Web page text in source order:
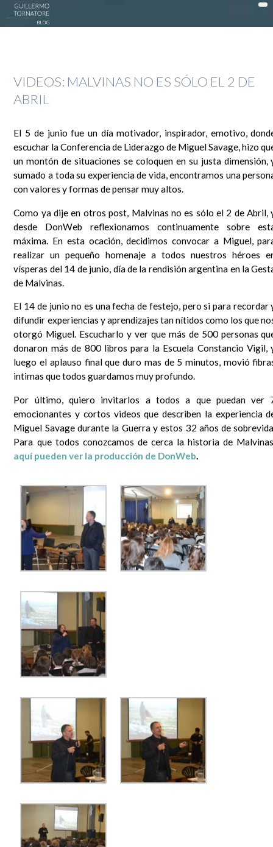
DATTATEC / DONWEB >
EN LA COCINA >
OPINIÓN >
SOCIEDAD >
TECNOLOGÍA >
MI HISTORIA
Guillermo Tornatore
Nací un 30 de octubre de 1966 cuando este mundo era muy distinto. Dependiendo desde el lado
la llegada de la información era grande. Por si fuera poco, hasta mis...
SEGUIME
VIDEOS: MALVINAS NO ES SÓLO EL 2 DE
ABRIL
El 5 de junio fue un día motivador, inspirador, emotivo,
escuchar la Conferencia de Liderazgo de Miguel Savage, hizo
un montón de situaciones se coloquen en su justa dimensión,
sumado a toda su experiencia de vida, encontramos una
con valores y formas de pensar muy altos.
Como ya dije en otros post, Malvinas no es sólo el 2 de Abril,
desde DonWeb reflexionamos continuamente sobre
máxima. En esta ocación, decidimos convocar a Miguel,
realizar un pequeño homenaje a todos nuestros héroes
vísperas del 14 de junio, día de la rendisión argentina en la
de Malvinas.
El 14 de junio no es una fecha de festejo, pero si para recordar
difundir experiencias y aprendizajes tan nítidos como los que
otorgó Miguel. Escucharlo y ver que más de 500 personas
donaron más de 800 libros para la Escuela Constancio Vigil,
luego el aplauso final que duro mas de 5 minutos, movió
intimas que todos guardamos muy profundo.
Por último, quiero invitarlos a todos a que puedan ver
emocionantes y cortos videos que describen la experiencia
Miguel Savage durante la Guerra y estos 32 años de
Para que todos conozcamos de cerca la historia de
aquí pueden ver la producción de DonWeb